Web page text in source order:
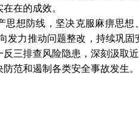
在的成效。
思想防线，坚决克服麻痹思
发力推动问题整改，持续巩
三排查风险隐患，深刻汲取
范和遏制各类安全事故发生。